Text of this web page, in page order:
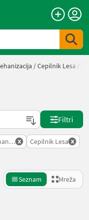
/Cepilnik Lesa /
Filtri
x Cepilnik Lesa x
Seznam Mreža